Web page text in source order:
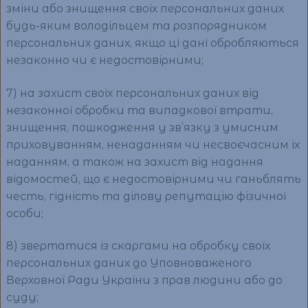
зміни або знищення своїх персональних даних
будь-яким володільцем та розпорядником
персональних даних, якщо ці дані обробляються
незаконно чи є недостовірними;
7) на захист своїх персональних даних від
незаконної обробки та випадкової втрати,
знищення, пошкодження у зв’язку з умисним
приховуванням, ненаданням чи несвоєчасним їх
наданням, а також на захист від надання
відомостей, що є недостовірними чи ганьблять
честь, гідність та ділову репутацію фізичної
особи;
8) звертатися із скаргами на обробку своїх
персональних даних до Уповноваженого
Верховної Ради України з прав людини або до
суду;